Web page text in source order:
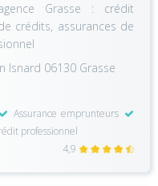
Grasse : crédit
crédits, assurances de
Isnard 06130 Grasse
Assurance emprunteurs
professionnel
4,9